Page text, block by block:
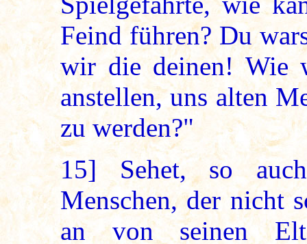
Feind führen? Du
wir die deinen! Wie
anstellen, uns alten
zu werden?"
15] Sehet, so
Menschen, der nicht
an von seinen